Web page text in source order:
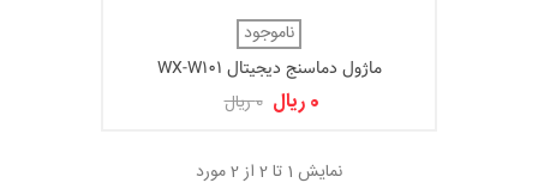
ناموجود
ماژول دماسنج دیجیتال WX-W101
0 ریال 0 ریال
نمایش 1 تا 2 از 2 مورد